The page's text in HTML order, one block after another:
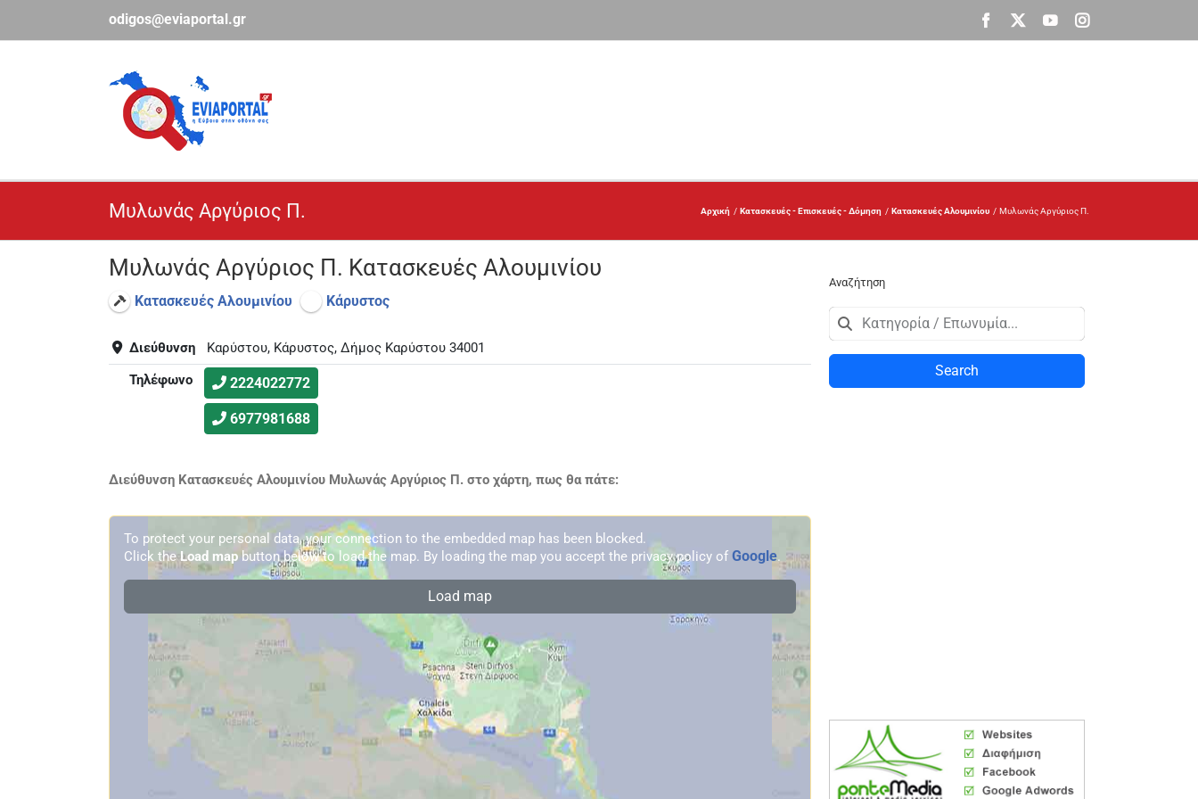
περιεχόμενο
odigos@eviaportal.gr Facebook
X YouTubeInstagram
Μυλωνάς Αργύριος Π. Αρχική Κατασκευές - Επισκευές - Δόμηση Κατασκευές Αλουμινίου Μυλωνάς Αργύριος Π.
Μυλωνάς Αργύριος Π. Κατασκευές Αλουμινίου
Κατασκευές Αλουμινίου Κάρυστος
Διεύθυνση
Καρύστου, Κάρυστος, Δήμος Καρύστου 34001
Τηλέφωνο
2224022772
6977981688
Διεύθυνση Κατασκευές Αλουμινίου Μυλωνάς Αργύριος Π. στο χάρτη, πως θα πάτε:
To protect your personal data, your connection to the embedded map has been blocked.
Click the Load mapbutton below to load the map. By loading the map you accept the privacy policy of Google.
Load map
Αναζήτηση
Search